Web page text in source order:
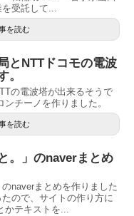
受託して...
を読む
とNTTドコモの電波
。
の電波塔が出来るそうで
チーノを作りました。
を読む
。」のnaverまとめ
のnaverまとめを作りました
ので、サイトの作り方に
かテキストを...